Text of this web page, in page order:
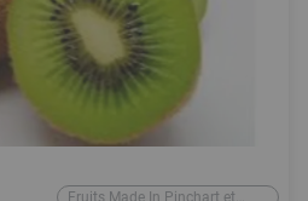
Fruits Made In Pinchart et